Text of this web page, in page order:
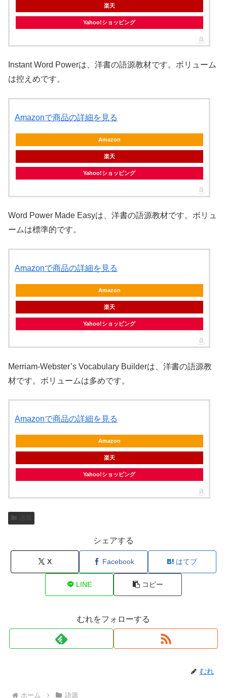
楽天
Yahoo!ショッピング
Instant Word Powerは、洋書の語源教材です。ボリューム
は控えめです。
Amazonで商品の詳細を見る
Amazon
楽天
Yahoo!ショッピング
Word Power Made Easyは、洋書の語源教材です。ボリュ
ームは標準的です。
Amazonで商品の詳細を見る
Amazon
楽天
Yahoo!ショッピング
Merriam-Webster’s Vocabulary Builderは、洋書の語源教
材です。ボリュームは多めです。
Amazonで商品の詳細を見る
Amazon
楽天
Yahoo!ショッピング
シェアする
X Facebook はてブ
LINE コピー
むれをフォローする
むれ
ホーム 語源